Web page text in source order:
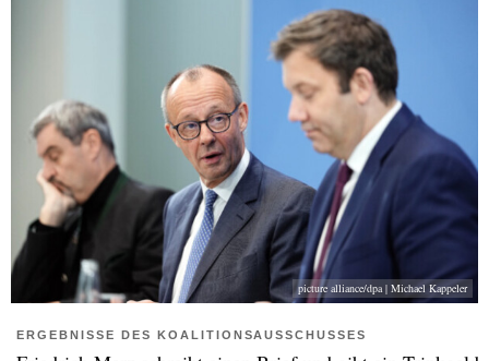
picture alliance/dpa | Michael Kappeler
ERGEBNISSE DES KOALITIONSAUSSCHUSSES